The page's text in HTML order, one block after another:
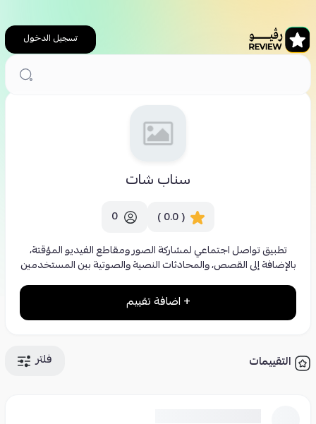
تسجيل الدخول
سناب شات
( 0.0 )
0
تطبيق تواصل اجتماعي لمشاركة الصور ومقاطع الفيديو المؤقتة،
بالإضافة إلى القصص، والمحادثات النصية والصوتية بين المستخدمين
+ اضافة تقييم
التقييمات فلتر